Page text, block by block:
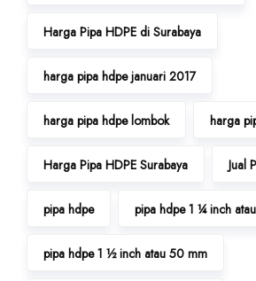
Harga Pipa HDPE di Surabaya
harga pipa hdpe januari 2017
harga pipa hdpe lombok harga
Harga Pipa HDPE Surabaya Jual
pipa hdpe pipa hdpe 1 ¼ inch
pipa hdpe 1 ½ inch atau 50 mm